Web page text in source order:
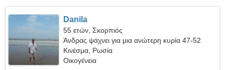
Danila
55 ετών, Σκορπιός
Άνδρας ψάχνει για μια ανώτερη κυρία 47-52
Κινέσμα, Ρωσία
Οικογένεια